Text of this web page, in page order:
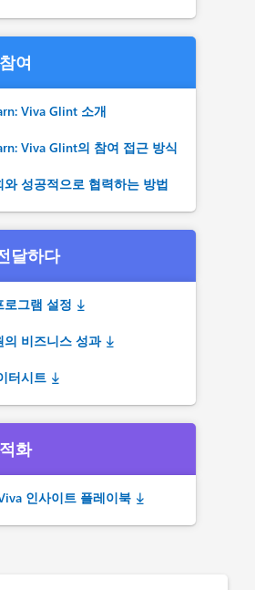
여
Viva Glint 소개
Viva Glint의 참여 접근 방식
와 성공적으로 협력하는 방법
달하다
그램 설정
의 비즈니스 성과
터시트
화
인사이트 플레이북